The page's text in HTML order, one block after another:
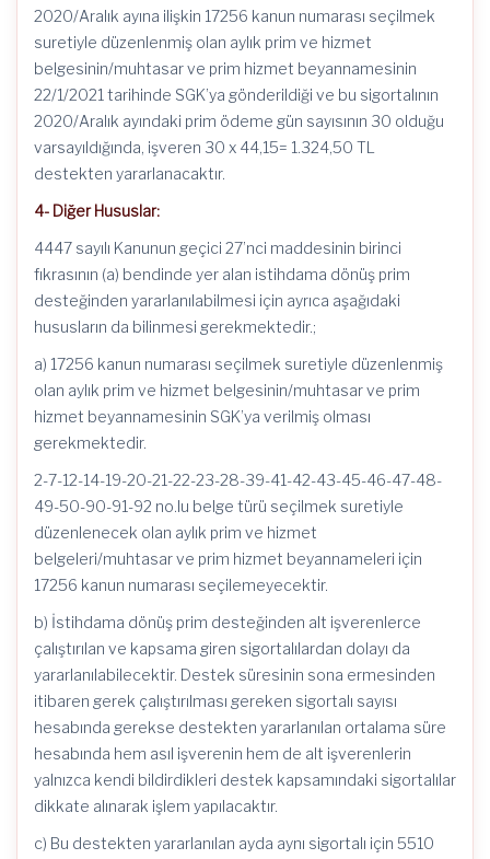
2020/Aralık ayına ilişkin 17256 kanun numarası seçilmek
suretiyle düzenlenmiş olan aylık prim ve hizmet
belgesinin/muhtasar ve prim hizmet beyannamesinin
22/1/2021 tarihinde SGK’ya gönderildiği ve bu sigortalının
2020/Aralık ayındaki prim ödeme gün sayısının 30 olduğu
varsayıldığında, işveren 30 x 44,15= 1.324,50 TL
destekten yararlanacaktır.
4- Diğer Hususlar:
4447 sayılı Kanunun geçici 27’nci maddesinin birinci
fıkrasının (a) bendinde yer alan istihdama dönüş prim
desteğinden yararlanılabilmesi için ayrıca aşağıdaki
hususların da bilinmesi gerekmektedir.;
a) 17256 kanun numarası seçilmek suretiyle düzenlenmiş
olan aylık prim ve hizmet belgesinin/muhtasar ve prim
hizmet beyannamesinin SGK’ya verilmiş olması
gerekmektedir.
2-7-12-14-19-20-21-22-23-28-39-41-42-43-45-46-47-48-
49-50-90-91-92 no.lu belge türü seçilmek suretiyle
düzenlenecek olan aylık prim ve hizmet
belgeleri/muhtasar ve prim hizmet beyannameleri için
17256 kanun numarası seçilemeyecektir.
b) İstihdama dönüş prim desteğinden alt işverenlerce
çalıştırılan ve kapsama giren sigortalılardan dolayı da
yararlanılabilecektir. Destek süresinin sona ermesinden
itibaren gerek çalıştırılması gereken sigortalı sayısı
hesabında gerekse destekten yararlanılan ortalama süre
hesabında hem asıl işverenin hem de alt işverenlerin
yalnızca kendi bildirdikleri destek kapsamındaki sigortalılar
dikkate alınarak işlem yapılacaktır.
c) Bu destekten yararlanılan ayda aynı sigortalı için 5510